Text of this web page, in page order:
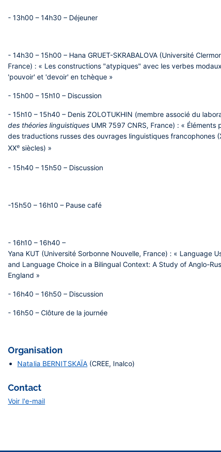
- 13h00 – 14h30 – Déjeuner
- 14h30 – 15h00 – Hana GRUET-SKRABALOVA (Université
France) : « Les constructions "atypiques" avec les verbes
'pouvoir' et 'devoir' en tchèque »
- 15h00 – 15h10 – Discussion
- 15h10 – 15h40 – Denis ZOLOTUKHIN (membre associé du
des théories linguistiques UMR 7597 CNRS, France) : « Éléments
des traductions russes des ouvrages linguistiques francophones
XXe siècles) »
- 15h40 – 15h50 – Discussion
-15h50 – 16h10 – Pause café
- 16h10 – 16h40 –
Yana KUT (Université Sorbonne Nouvelle, France) : « Language
and Language Choice in a Bilingual Context: A Study of Anglo-
England »
- 16h40 – 16h50 – Discussion
- 16h50 – Clôture de la journée
Organisation
Natalia BERNITSKAÏA (CREE, Inalco)
Contact
Voir l'e-mail